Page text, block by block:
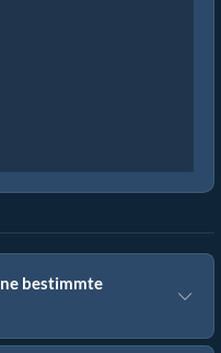
bestimmte